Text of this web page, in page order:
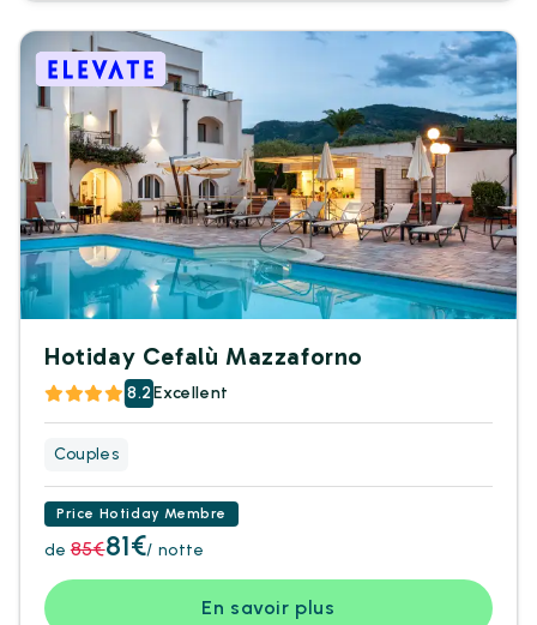
Hotiday Cefalù Mazzaforno
8.2Excellent
Couples
Price Hotiday Membre
de 85€81€/ notte
En savoir plus